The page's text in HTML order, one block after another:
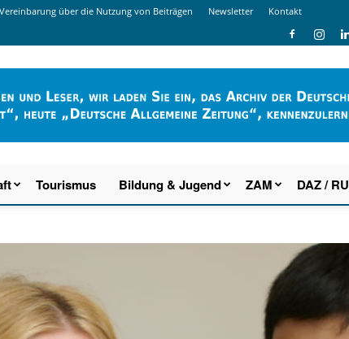
Vereinbarung über die Nutzung von Beiträgen Newsletter Kontakt
Tourismus Bildung & Jugend ZAM DAZ / RU